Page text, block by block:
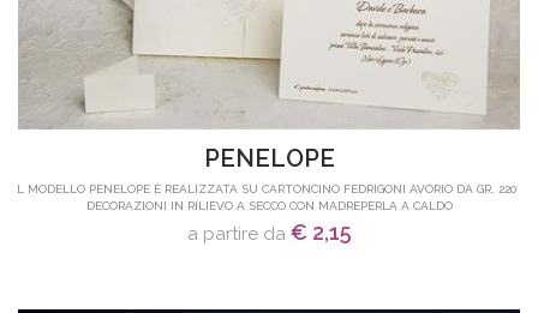
PENELOPE
IL MODELLO PENELOPE È REALIZZATA SU CARTONCINO FEDRIGONI AVORIO DA GR. 220 -
DECORAZIONI IN RILIEVO A SECCO CON MADREPERLA A CALDO
a partire da € 2,15